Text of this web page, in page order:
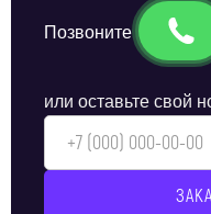
Позвоните
или оставьте свой